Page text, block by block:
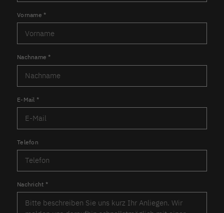
Vorname*
Nachname*
E-Mail *
Telefon
Nachricht *